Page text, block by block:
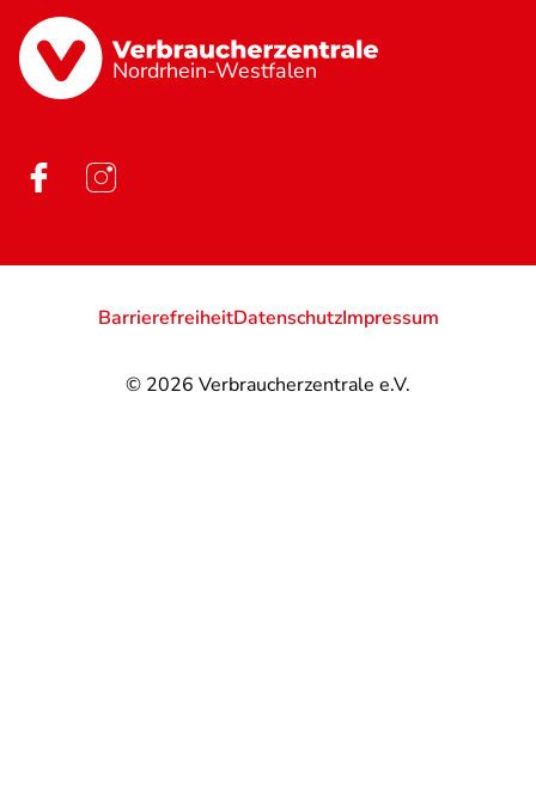
Nordrhein-Westfalen
© 2026 Verbraucherzentrale e.V.
BarrierefreiheitDatenschutzImpressum